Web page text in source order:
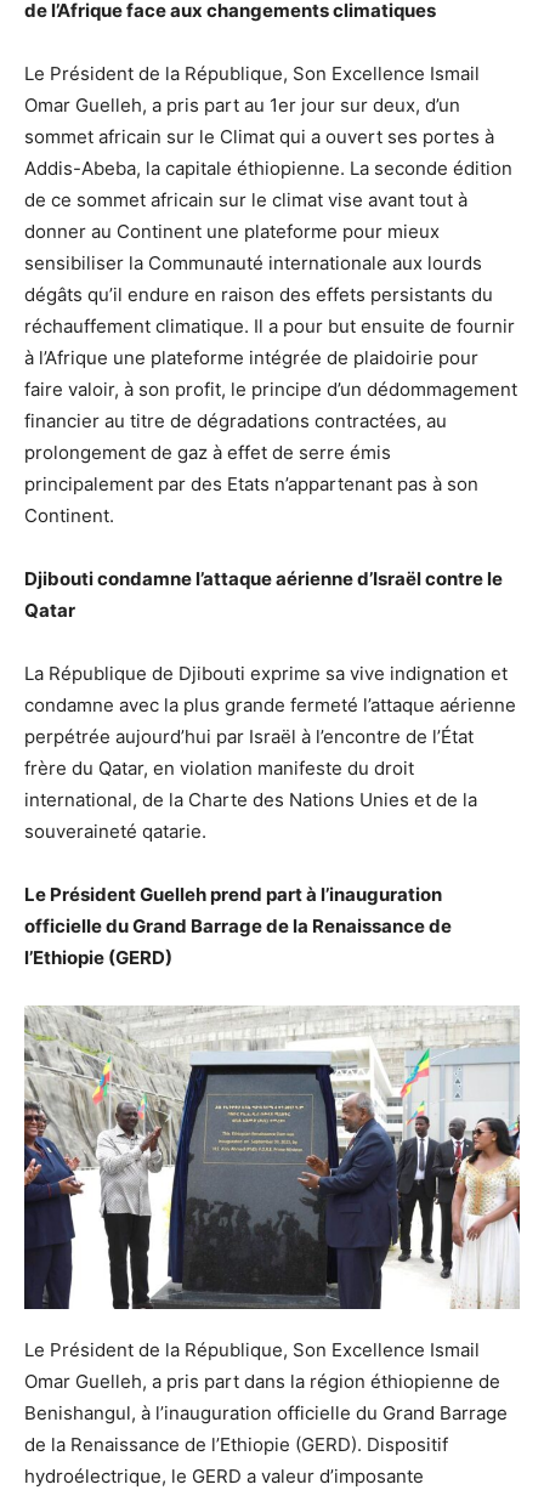
de l’Afrique face aux changements climatiques
Le Président de la République, Son Excellence Ismail
Omar Guelleh, a pris part au 1er jour sur deux, d’un
sommet africain sur le Climat qui a ouvert ses portes à
Addis-Abeba, la capitale éthiopienne. La seconde édition
de ce sommet africain sur le climat vise avant tout à
donner au Continent une plateforme pour mieux
sensibiliser la Communauté internationale aux lourds
dégâts qu’il endure en raison des effets persistants du
réchauffement climatique. Il a pour but ensuite de fournir
à l’Afrique une plateforme intégrée de plaidoirie pour
faire valoir, à son profit, le principe d’un dédommagement
financier au titre de dégradations contractées, au
prolongement de gaz à effet de serre émis
principalement par des Etats n’appartenant pas à son
Continent.
Djibouti condamne l’attaque aérienne d’Israël contre le
Qatar
La République de Djibouti exprime sa vive indignation et
condamne avec la plus grande fermeté l’attaque aérienne
perpétrée aujourd’hui par Israël à l’encontre de l’État
frère du Qatar, en violation manifeste du droit
international, de la Charte des Nations Unies et de la
souveraineté qatarie.
Le Président Guelleh prend part à l’inauguration
officielle du Grand Barrage de la Renaissance de
l’Ethiopie (GERD)
Le Président de la République, Son Excellence Ismail
Omar Guelleh, a pris part dans la région éthiopienne de
Benishangul, à l’inauguration officielle du Grand Barrage
de la Renaissance de l’Ethiopie (GERD). Dispositif
hydroélectrique, le GERD a valeur d’imposante